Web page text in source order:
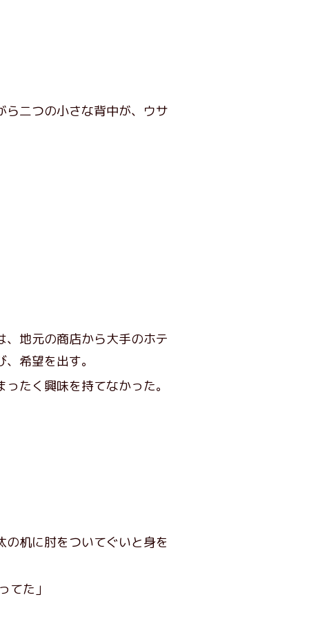
ら二つの小さな背中が、ウサ
地元の商店から大手のホテ
希望を出す。
たく興味を持てなかった。
の机に肘をついてぐいと身を
てた」